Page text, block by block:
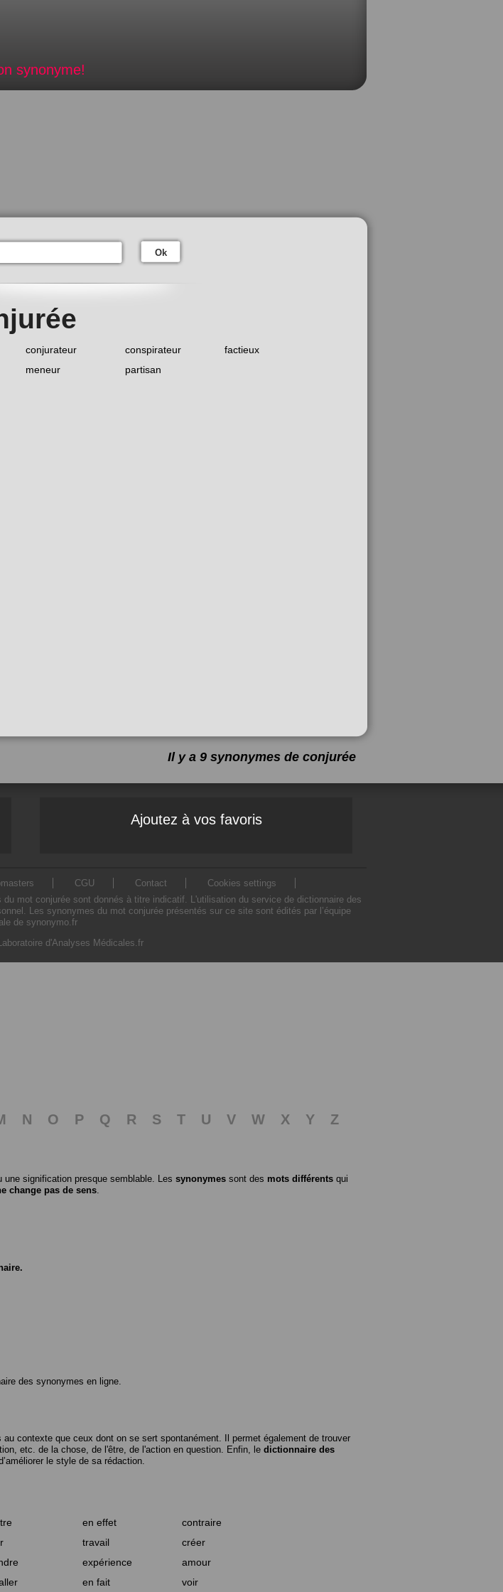
synonyme!
Ok
conjurateur conspirateur
factieux
meneur partisan
Il y a 9 synonymes de conjurée
Ajoutez à vos favoris
CGU Contact
Cookies settings
mot conjurée sont donnés à titre indicatif. L'utilisation du service de dictionnaire des
Les synonymes du mot conjurée présentés sur ce site sont édités par l’équipe
de synonymo.fr
d'Analyses Médicales.fr
N O P Q R S T U V W X Y
Z
signification presque semblable. Les synonymes sont des mots différents qui
change pas de sens
des synonymes en ligne.
contexte que ceux dont on se sert spontanément. Il permet également de trouver
etc. de la chose, de l'être, de l'action en question. Enfin, le dictionnaire des
le style de sa rédaction.
en effet
contraire
travail
créer
expérience
amour
en fait voir